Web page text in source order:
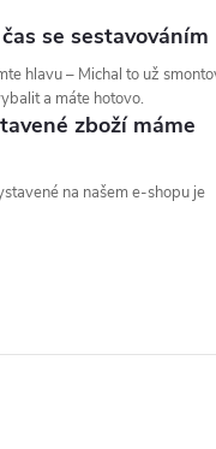
se sestavováním
hlavu – Michal to už
a máte hotovo.
zboží máme
na našem e-shopu je